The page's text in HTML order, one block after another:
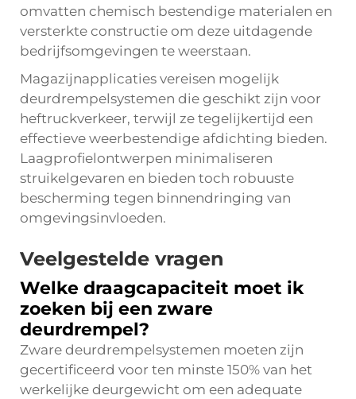
omvatten chemisch bestendige materialen en
versterkte constructie om deze uitdagende
bedrijfsomgevingen te weerstaan.
Magazijnapplicaties vereisen mogelijk
deurdrempelsystemen die geschikt zijn voor
heftruckverkeer, terwijl ze tegelijkertijd een
effectieve weerbestendige afdichting bieden.
Laagprofielontwerpen minimaliseren
struikelgevaren en bieden toch robuuste
bescherming tegen binnendringing van
omgevingsinvloeden.
Veelgestelde vragen
Welke draagcapaciteit moet ik
zoeken bij een zware
deurdrempel?
Zware deurdrempelsystemen moeten zijn
gecertificeerd voor ten minste 150% van het
werkelijke deurgewicht om een adequate